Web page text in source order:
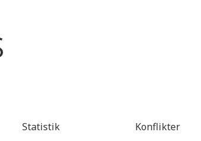
Statistik Konflikter